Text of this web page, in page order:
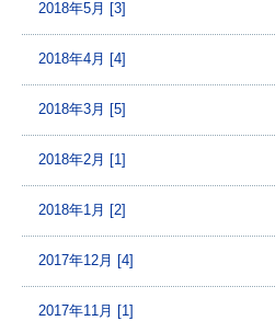
2018年5月 [3]
2018年4月 [4]
2018年3月 [5]
2018年2月 [1]
2018年1月 [2]
2017年12月 [4]
2017年11月 [1]